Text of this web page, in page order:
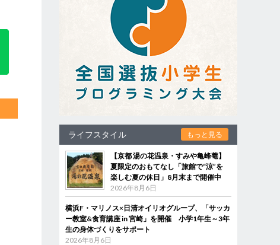
ライフスタイル もっと見る
【京都 湯の花温泉・すみや亀峰菴】
夏限定のおもてなし「旅館で“涼”を
楽しむ夏の休日」8月末まで開催中
2026年8月6日
横浜F・マリノス×日清オイリオグループ、「サッカ
ー教室&食育講座 in 宮崎」を開催 小学1年生～3年
生の身体づくりをサポート
2026年8月6日